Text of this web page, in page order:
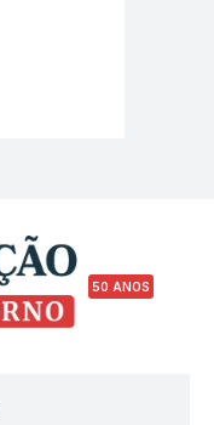
50 ANOS